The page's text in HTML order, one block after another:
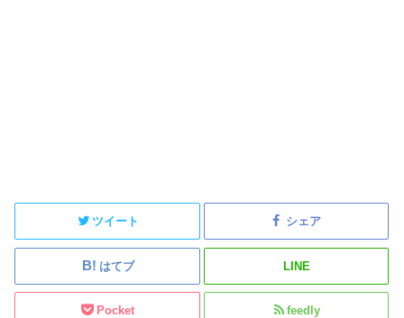
ツイート シェア
はてブ LINE
Pocket feedly